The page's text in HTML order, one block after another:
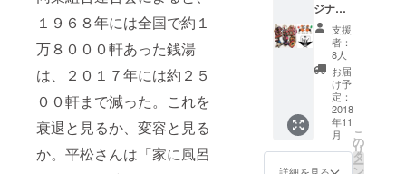
１９６８年には全国で約１
万８０００軒あった銭湯
は、２０１７年には約２５
００軒まで減った。これを
衰退と見るか、変容と見る
か。平松さんは「家に風呂
自分が救わ
れたように
これもダン
サーの生き
る選択肢の
ひとつに
なっていく
といいなと
特な言
葉の遊
びで 直
感的に
あなた
の写真
の雰囲
気から
キャッ
チコ
ピーを
れ
る？！
当日の
音響の
響きを
お楽し
みくだ
さい
ーーー
ーーー
ー ▽
ファン
ジナルT
シャツ
【S・
M・L】
よりお
選びい
ただけ
ます。
アー
ティス
ト
KIIMAN
支援
者：
8人
お届
け予
定：
2018
年11
月
詳細を見る
こ
の
リ
タ
ー